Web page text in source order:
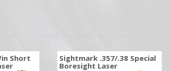
Short
Sightmark .357/.38 Special
Boresight Laser